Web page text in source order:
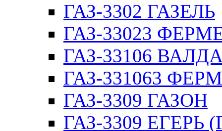
ГАЗ-3302 ГАЗЕЛЬ
ГАЗ-33023
ГАЗ-33106
ГАЗ-331063
ГАЗ-3309 ГАЗОН
ГАЗ-3309 ЕГЕРЬ